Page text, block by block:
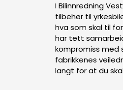
I Bilinnredning
tilbehør til
hva som skal til
har tett
kompromiss med
fabrikkenes
langt for at du